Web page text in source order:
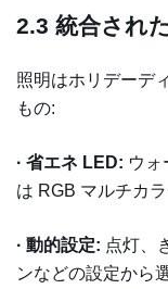
2.3 統合され
照明はホリデーデ
もの:
· 省エネ LED: ウォ
は RGB マルチカ
· 動的設定: 点灯、
ンなどの設定から